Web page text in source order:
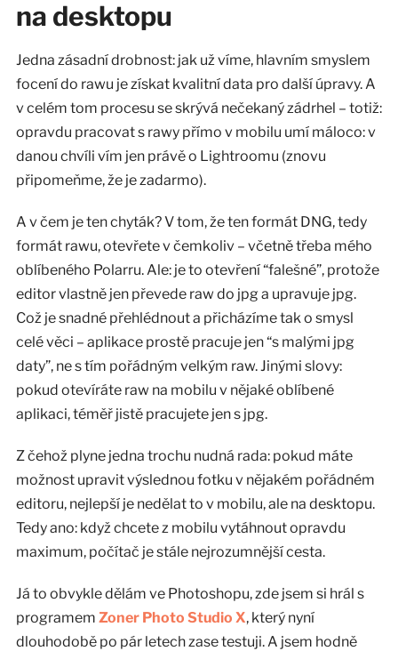
na desktopu
Jedna zásadní drobnost: jak už víme, hlavním smyslem
focení do rawu je získat kvalitní data pro další úpravy. A
v celém tom procesu se skrývá nečekaný zádrhel – totiž:
opravdu pracovat s rawy přímo v mobilu umí máloco: v
danou chvíli vím jen právě o Lightroomu (znovu
připomeňme, že je zadarmo).
A v čem je ten chyták? V tom, že ten formát DNG, tedy
formát rawu, otevřete v čemkoliv – včetně třeba mého
oblíbeného Polarru. Ale: je to otevření “falešné”, protože
editor vlastně jen převede raw do jpg a upravuje jpg.
Což je snadné přehlédnout a přicházíme tak o smysl
celé věci – aplikace prostě pracuje jen “s malými jpg
daty”, ne s tím pořádným velkým raw. Jinými slovy:
pokud otevíráte raw na mobilu v nějaké oblíbené
aplikaci, téměř jistě pracujete jen s jpg.
Z čehož plyne jedna trochu nudná rada: pokud máte
možnost upravit výslednou fotku v nějakém pořádném
editoru, nejlepší je nedělat to v mobilu, ale na desktopu.
Tedy ano: když chcete z mobilu vytáhnout opravdu
maximum, počítač je stále nejrozumnější cesta.
Já to obvykle dělám ve Photoshopu, zde jsem si hrál s
programem Zoner Photo Studio X, který nyní
dlouhodobě po pár letech zase testuji. A jsem hodně